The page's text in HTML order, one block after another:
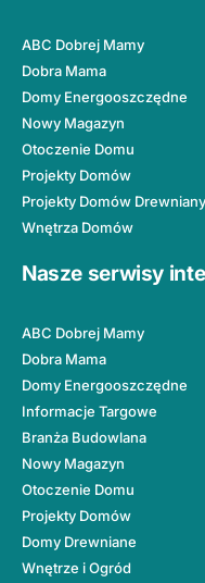
ABC Dobrej Mamy
Dobra Mama
Domy Energooszczędne
Nowy Magazyn
Otoczenie Domu
Projekty Domów
Projekty Domów
Wnętrza Domów
Nasze serwisy
ABC Dobrej Mamy
Dobra Mama
Domy Energooszczędne
Informacje Targowe
Branża Budowlana
Nowy Magazyn
Otoczenie Domu
Projekty Domów
Domy Drewniane
Wnętrze i Ogród